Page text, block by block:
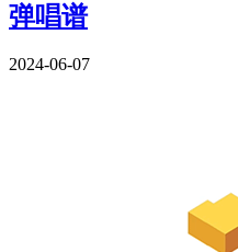
弹唱谱
2024-06-07